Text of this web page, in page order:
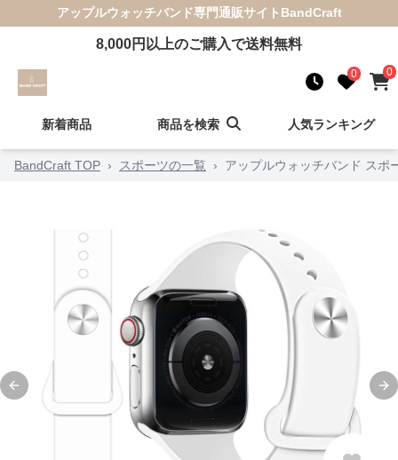
アップルウォッチバンド専門通販サイト BandCraft
8,000円以上のご購入で送料無料
0 0
新着商品 商品を検索 人気ランキング
BandCraft TOP › スポーツの一覧 › アップルウォッチバンド スポ
Previous slide